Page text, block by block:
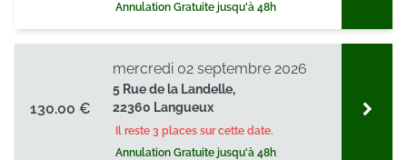
Annulation Gratuite jusqu'à 48h
130.00 €
5 Rue de la Landelle,
22360 Langueux
Il reste 3 places sur cette date.
Annulation Gratuite jusqu'à 48h
mercredi 02 septembre 2026